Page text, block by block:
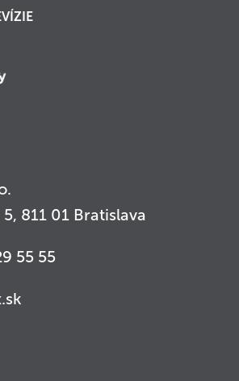
811 01 Bratislava
55 55